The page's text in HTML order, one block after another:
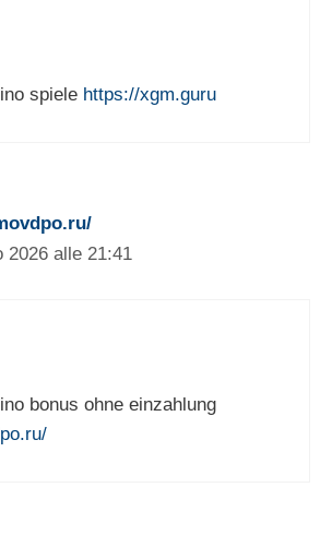
spiele https://xgm.guru
2026 alle 21:41
bonus ohne einzahlung